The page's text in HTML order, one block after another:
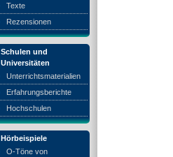
Texte
Rezensionen
Schulen und
Universitäten
Unterrichtsmaterialien
Erfahrungsberichte
Hochschulen
Hörbeispiele
O-Töne von